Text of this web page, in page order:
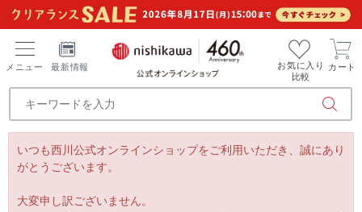
メニュー 最新情報
お気に入り
比較
カート
いつも西川公式オンラインショップをご利用いただき、誠にあり
がとうございます。
大変申し訳ございません。